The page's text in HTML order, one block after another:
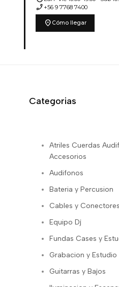
phone_enabled +56 9 7768 7400
location_on Cómo llegar
Categorias
Atriles Cuerdas
Accesorios
Audifonos
Bateria y Percusion
Cables y Conectores
Equipo Dj
Fundas Cases y
Grabacion y Estudio
Guitarras y Bajos